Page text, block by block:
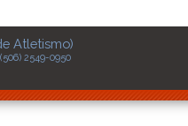
Atletismo)
2549-0950